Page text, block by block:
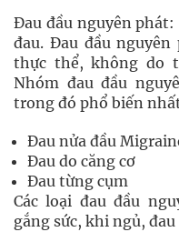
Đau đầu nguyên
đau. Đau đầu
thực thể, không do
Nhóm đau đầu
trong đó phổ biến
Đau nửa đầu
Đau do căng cơ
Đau từng cụm
Các loại đau đầu
gắng sức, khi ngủ,